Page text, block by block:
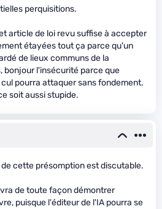
perquisitions.
article de loi revu suffise à accepter
étayées tout ça parce qu'un
de lieux communs de la
bonjour l'insécurité parce que
pourra attaquer sans fondement.
soit aussi stupide.
cette présomption est discutable.
de toute façon démontrer
puisque l'éditeur de l'IA pourra se